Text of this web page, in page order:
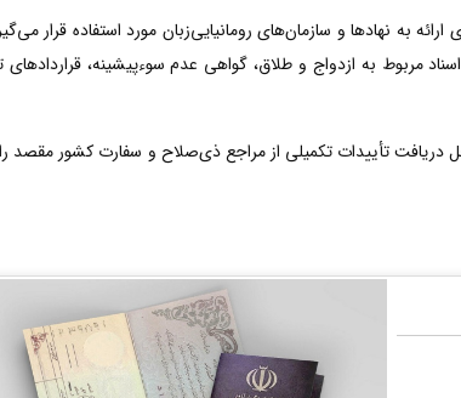
به نهادها و سازمان‌های رومانیایی‌زبان مورد استفاده قرار
مربوط به ازدواج و طلاق، گواهی عدم سوءپیشینه،
تأییدات تکمیلی از مراجع ذی‌صلاح و سفارت کشور مقصد